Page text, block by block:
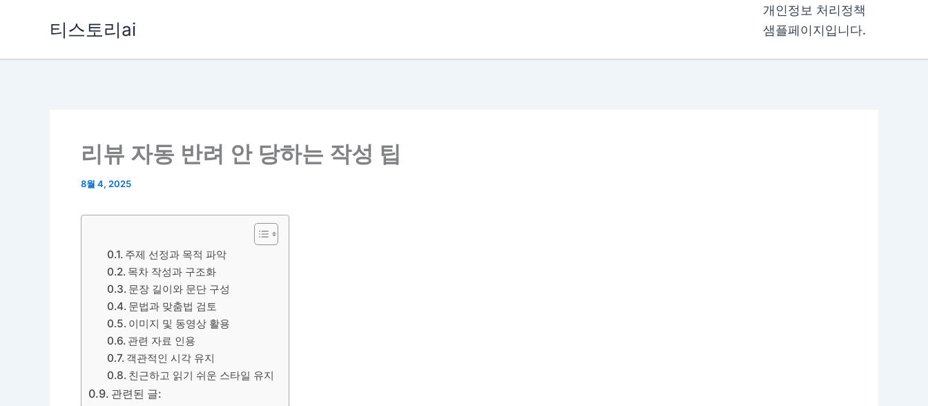
티스토리ai
개인정보 처리정책
샘플페이지입니다.
리뷰 자동 반려 안 당하는 작성 팁
8월 4, 2025
주제 선정과 목적 파악
목차 작성과 구조화
문장 길이와 문단 구성
문법과 맞춤법 검토
이미지 및 동영상 활용
관련 자료 인용
객관적인 시각 유지
친근하고 읽기 쉬운 스타일 유지
관련된 글: